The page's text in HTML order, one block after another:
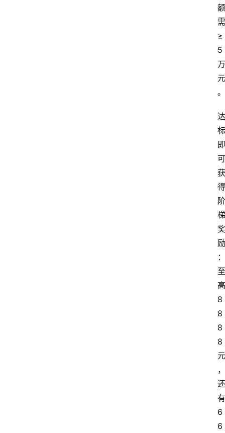
额
需
≥
5
万
元
。
达
标
即
可
获
得
阶
梯
奖
励
：
至
高
8
8
8
8
元
，
还
有
6
6